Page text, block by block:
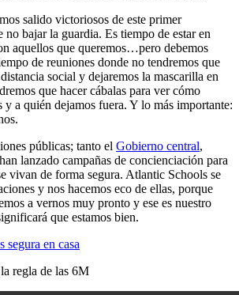
salido victoriosos de este primer
no bajar la guardia. Es tiempo de estar en
aquellos que queremos…pero debemos
de reuniones donde no tendremos que
social y dejaremos la mascarilla en
que hacer cábalas para ver cómo
y a quién dejamos fuera. Y lo más importante:
públicas; tanto el Gobierno central,
lanzado campañas de concienciación para
vivan de forma segura. Atlantic Schools se
y nos hacemos eco de ellas, porque
a vernos muy pronto y ese es nuestro
que estamos bien.
segura en casa
regla de las 6M